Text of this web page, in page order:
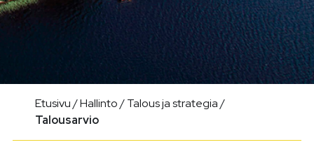
Etusivu/Hallinto/Talous ja strategia/
Talousarvio